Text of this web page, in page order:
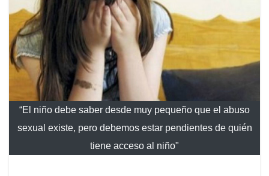
“El niño debe saber desde muy pequeño que el abuso
sexual existe, pero debemos estar pendientes de quién
tiene acceso al niño"